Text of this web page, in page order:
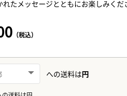
れたメッセージとともにお楽しみくだ
（税込）